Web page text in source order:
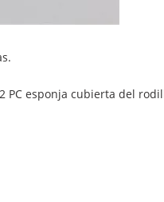
PC esponja cubierta del